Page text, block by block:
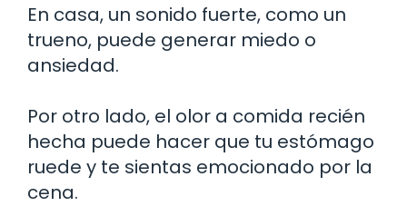
En casa, un sonido fuerte, como un
trueno, puede generar miedo o
ansiedad.
Por otro lado, el olor a comida recién
hecha puede hacer que tu estómago
ruede y te sientas emocionado por la
cena.